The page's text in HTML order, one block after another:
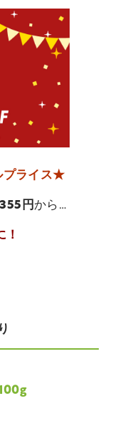
プライス★
円 から…